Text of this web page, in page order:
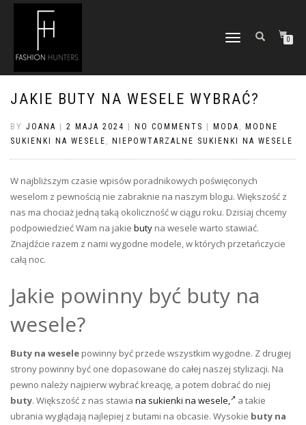
TOGGLE
0
JAKIE BUTY NA WESELE WYBRAĆ?
BY JOANA 2 MAJA 2024 NO COMMENTS MODA ,
MODNE
SUKIENKI NA WESELE , NIEPOWTARZALNE SUKIENKI NA WESELE
W najbliższym czasie wpisów poradnikowych poświęconych
weselom z pewnością nie zabraknie na naszym blogu. Większość z
nas ma chociaż jedną taką okoliczność w ciągu roku. Dzisiaj chcemy
podpowiedzieć Wam na jakie buty na wesele warto stawiać.
Znajdźcie razem z nami wygodne modele, w których przetańczycie
całą noc.
Jakie powinny być buty na
wesele?
Buty na wesele powinny być przede wszystkim wygodne. Z drugiej
strony powinny być one dopasowane do całej naszej stylizacji. Na
pewno należy najpierw wybrać kreację, a potem dobrać do niej
buty. Większość z nas stawia na sukienki na wesele,
a takie
ubrania wyglądają najlepiej z butami na obcasie. Wysokie buty na